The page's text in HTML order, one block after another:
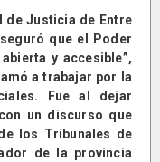
de Justicia de Entre
que el Poder
y accesible”,
a trabajar por la
Fue al dejar
un discurso que
los Tribunales de
de la provincia